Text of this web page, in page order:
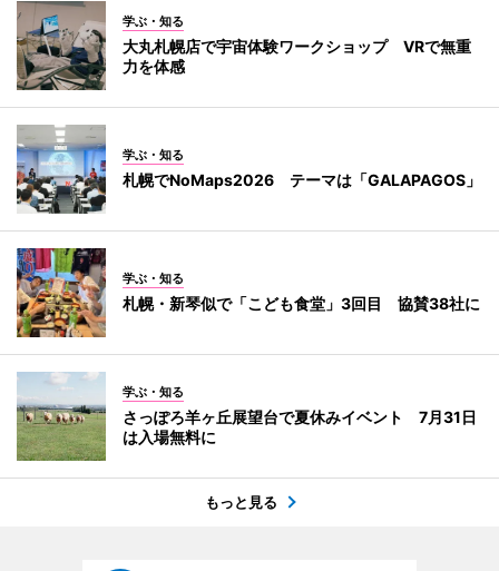
学ぶ・知る
大丸札幌店で宇宙体験ワークショップ VRで無重
力を体感
学ぶ・知る
札幌でNoMaps2026 テーマは「GALAPAGOS」
学ぶ・知る
札幌・新琴似で「こども食堂」3回目 協賛38社に
学ぶ・知る
さっぽろ羊ヶ丘展望台で夏休みイベント 7月31日
は入場無料に
もっと見る